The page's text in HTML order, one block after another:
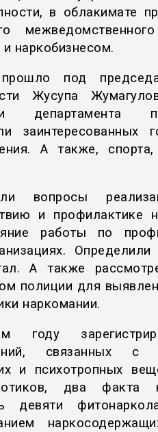
в облакимате
наркобизнесом.
под
Жусупа
департамента
заинтересованных
А также,
вопросы
и профилактике
работы по
А также
полиции для
наркомании.
связанных с
и психотропных
два факта
девяти